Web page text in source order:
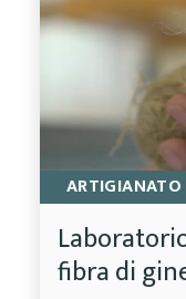
ARTIGIANATO
fibra di